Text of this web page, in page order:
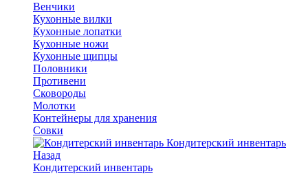
Венчики
Кухонные вилки
Кухонные лопатки
Кухонные ножи
Кухонные щипцы
Половники
Противени
Сковороды
Молотки
Контейнеры для хранения
Совки
Кондитерский инвентарь
Назад
Кондитерский инвентарь